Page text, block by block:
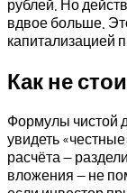
рублей. Но
вдвое больше.
капитализацией
Как не
Формулы чистой
увидеть
расчёта —
вложения — не